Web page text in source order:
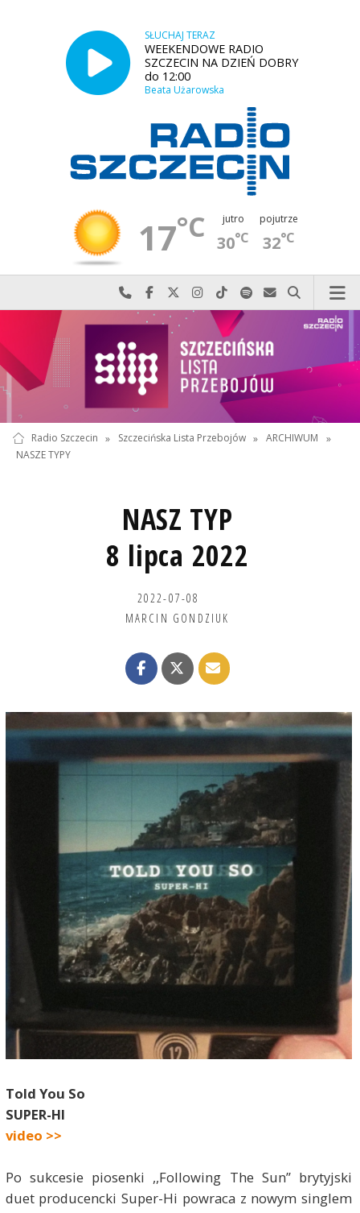
SŁUCHAJ TERAZ
WEEKENDOWE RADIO
SZCZECIN NA DZIEŃ DOBRY
do 12:00
Beata Użarowska
17°C jutro
30°C
pojutrze
32°C
Najlepiej po prostu do nas zadzwoń
Odwiedź nas na Facebook-u
Odwiedź nas na X
Odwiedź nas na Instagram-ie
Odwiedź nas na TikTok-u
Szukaj nas na Spotify
Wyślij do nas
Szukaj
Radio Szczecin » Szczecińska Lista Przebojów » ARCHIWUM
»
NASZE TYPY
NASZ TYP
8 lipca 2022
2022-07-08
MARCIN GONDZIUK
Told You So
SUPER-HI
video >>
Po sukcesie piosenki ,,Following The Sun” brytyjski
duet producencki Super-Hi powraca z nowym singlem